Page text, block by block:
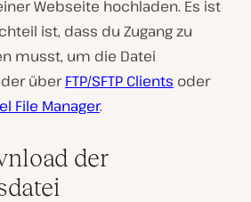
Webseite hochladen. Es ist
ist, dass du Zugang zu
musst, um die Datei
überFTP/SFTP Clients oder
File Manager.
der